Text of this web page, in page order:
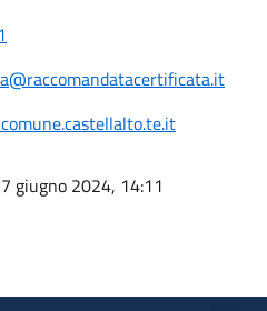
giugno 2024, 14:11